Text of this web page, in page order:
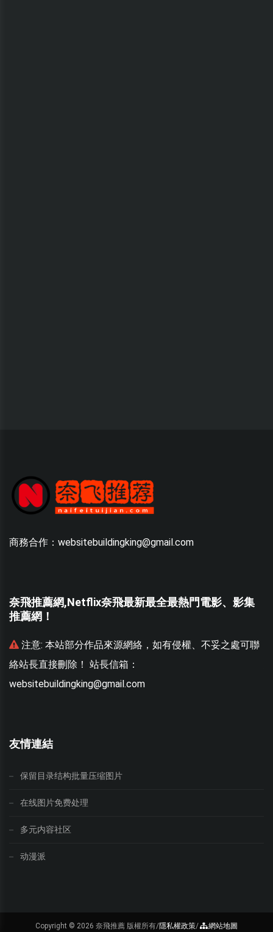
商務合作：websitebuildingking@gmail.com
奈飛推薦網,Netflix奈飛最新最全最熱門電影、影集
推薦網！
注意: 本站部分作品來源網絡，如有侵權、不妥之處可聯
絡站長直接刪除！ 站長信箱：
websitebuildingking@gmail.com
友情連結
保留目录结构批量压缩图片
在线图片免费处理
多元内容社区
动漫派
Copyright © 2026 奈飛推薦 版權所有/隱私權政策/ 網站地圖